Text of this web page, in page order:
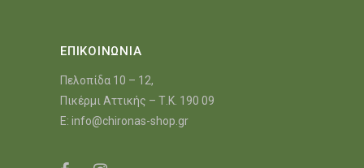
ΕΠΙΚΟΙΝΩΝΙΑ
Πελοπίδα 10 – 12,
Πικέρμι Αττικής – Τ.Κ. 190 09
E: info@chironas-shop.gr